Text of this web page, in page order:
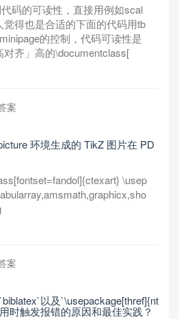
码的可读性，直接用例如scal
觉得也是合适的下面的代码用tb
的控制，代码可读性是
对齐」高的\documentclass[
案
环境生成的 TikZ 图片在 PD
\usep
案
以及`\usepackage[thref]{nt
时触发报错的原因和最佳实践？